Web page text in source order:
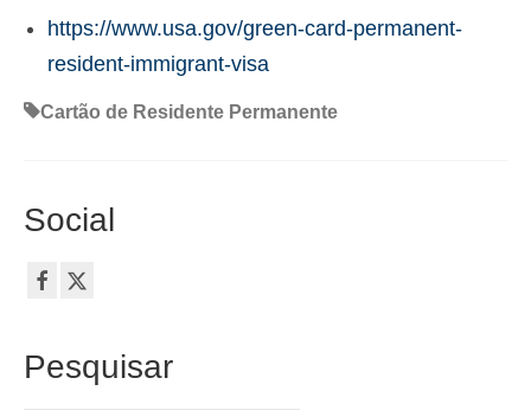
https://www.usa.gov/green-card-permanent-
resident-immigrant-visa
Cartão de Residente Permanente
Social
Pesquisar